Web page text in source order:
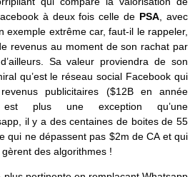
à deux fois celle de PSA , avec
exemple extrême car, faut-il le rappeler,
revenus au moment de son rachat par
Sa valeur proviendra de son
qu’est le réseau social Facebook qui
publicitaires ($12B en année
est plus une exception qu’une
il y a des centaines de boites de 55
qui ne dépassent pas $2m de CA et qui
des algorithmes !